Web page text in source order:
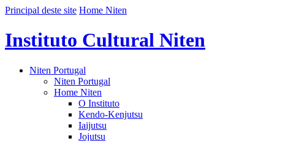
Principal deste site Home Niten
Instituto Cultural Niten
Niten Portugal
Niten Portugal
Home Niten
O Instituto
Kendo-Kenjutsu
Iaijutsu
Jojutsu